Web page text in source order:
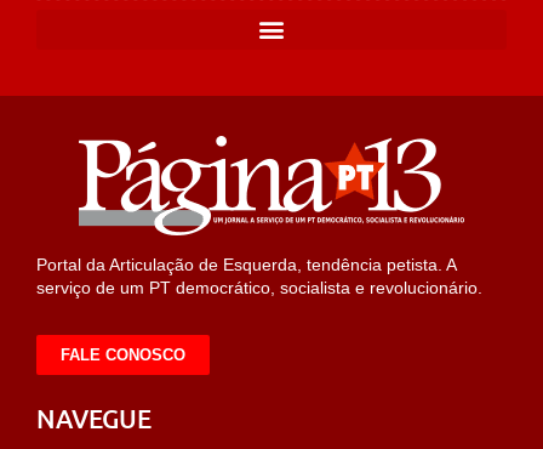
Portal da Articulação de Esquerda, tendência petista. A
serviço de um PT democrático, socialista e revolucionário.
FALE CONOSCO
NAVEGUE